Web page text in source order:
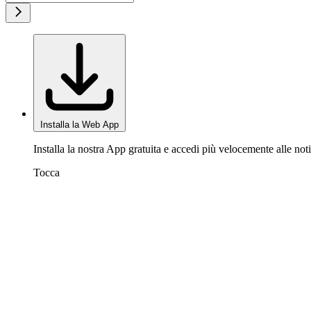
Installa la Web App
Installa la nostra App gratuita e accedi più velocemente alle
Tocca